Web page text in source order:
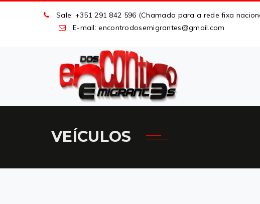
Sale: +351 291 842 596 (Chamada para a rede fixa
E-mail: encontrodosemigrantes@gmail.com
VEÍCULOS